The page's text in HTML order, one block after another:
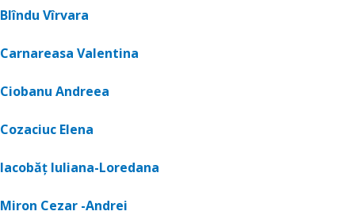
Blîndu Vîrvara
Carnareasa Valentina
Ciobanu Andreea
Cozaciuc Elena
Iacobăț Iuliana-Loredana
Miron Cezar -Andrei